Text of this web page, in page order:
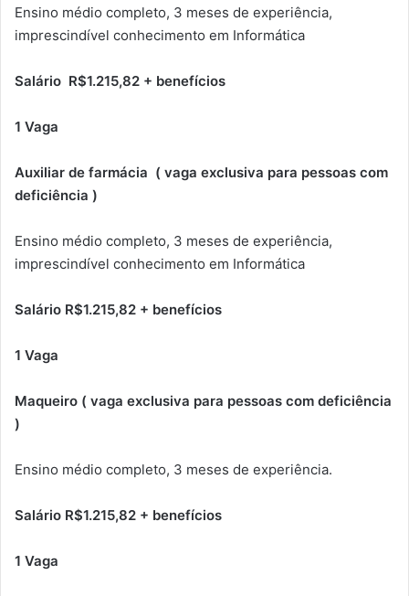
Ensino médio completo, 3 meses de experiência,
imprescindível conhecimento em Informática
Salário R$1.215,82 + benefícios
1 Vaga
Auxiliar de farmácia ( vaga exclusiva para pessoas com
deficiência )
Ensino médio completo, 3 meses de experiência,
imprescindível conhecimento em Informática
Salário R$1.215,82 + benefícios
1 Vaga
Maqueiro ( vaga exclusiva para pessoas com deficiência
)
Ensino médio completo, 3 meses de experiência.
Salário R$1.215,82 + benefícios
1 Vaga